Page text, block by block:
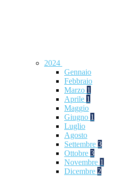
2024
Gennaio
Febbraio
Marzo 1
Aprile 1
Maggio
Giugno 1
Luglio
Agosto
Settembre 3
Ottobre 3
Novembre 1
Dicembre 2